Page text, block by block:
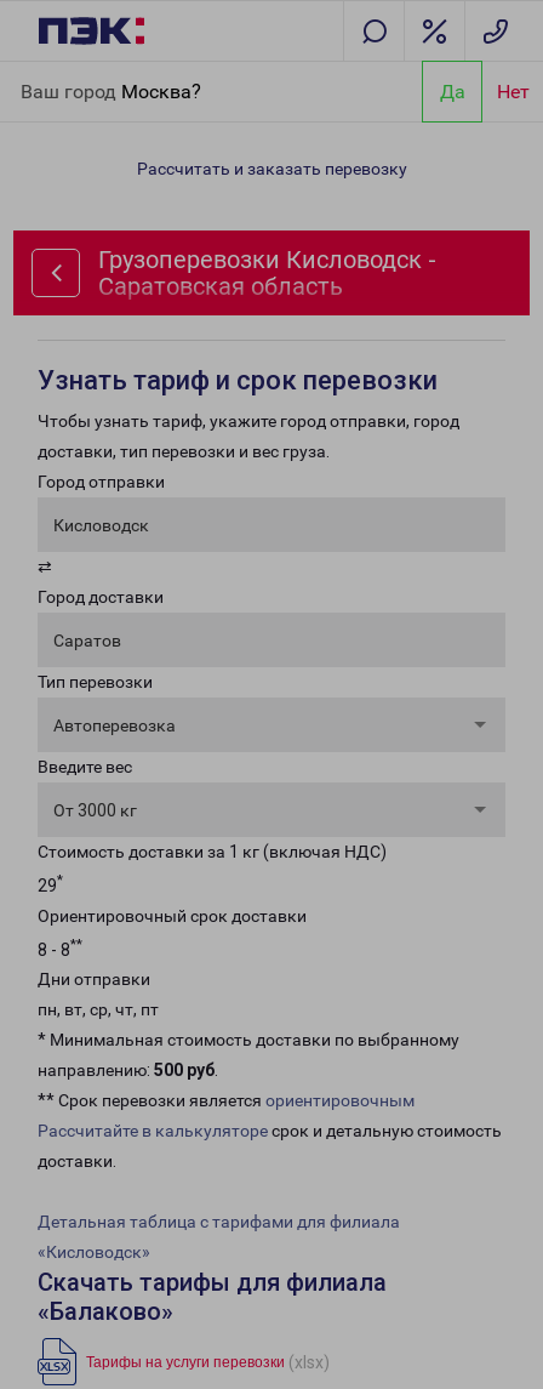
Ваш город Москва? Да Нет
Саратовская область
Рассчитать и заказать перевозку
Грузоперевозки Кисловодск -
Саратовская область
Узнать тариф и срок перевозки
Чтобы узнать тариф, укажите город отправки, город
доставки, тип перевозки и вес груза.
Город отправки
Кисловодск
⇄
Город доставки
Саратов
Тип перевозки
Автоперевозка
Введите вес
От 3000 кг
Стоимость доставки за 1 кг (включая НДС)
29*
Ориентировочный срок доставки
8 - 8**
Дни отправки
пн, вт, ср, чт, пт
* Минимальная стоимость доставки по выбранному
направлению: 500 руб.
** Срок перевозки является ориентировочным
Рассчитайте в калькуляторесрок и детальную стоимость
доставки.
Детальная таблица с тарифами для филиала
«Кисловодск»
Скачать тарифы для филиала
«Балаково»
Тарифы на услуги перевозки (xlsx)